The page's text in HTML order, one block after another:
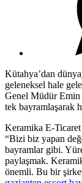
Kütahya’dan
geleneksel hale
Genel Müdür Emin
tek bayramlaşarak
Keramika E-
“Bizi biz yapan
bayramlar gibi.
paylaşmak.
önemli. Bu bir